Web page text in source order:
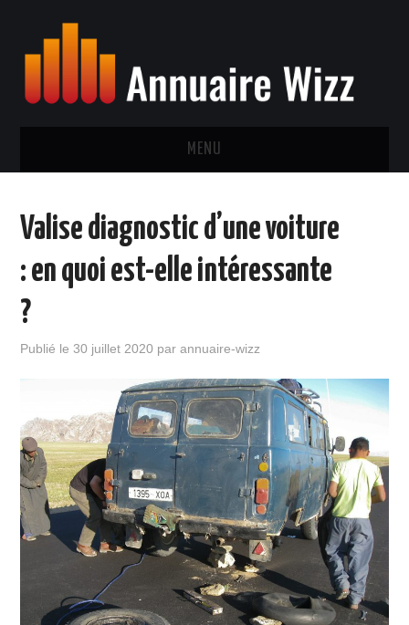
MENU
SPORT
SANTÉ
DROIT
SOCIÉTÉ
Valise diagnostic d’une voiture
: en quoi est-elle intéressante
?
Publié le30 juillet 2020 parannuaire-wizz